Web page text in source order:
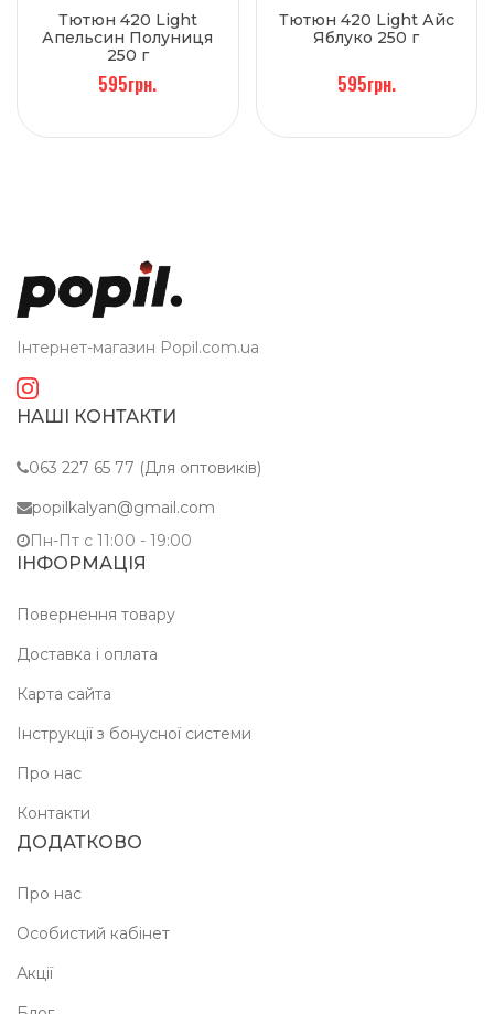
Тютюн 420 Light
Апельсин Полуниця
250 г
595грн.
Тютюн 420 Light Айс
Яблуко 250 г
595грн.
Інтернет-магазин Popil.com.ua
НАШІ КОНТАКТИ
063 227 65 77 (Для оптовиків)
popilkalyan@gmail.com
Пн-Пт c 11:00 - 19:00
ІНФОРМАЦІЯ
Повернення товару
Доставка і оплата
Карта сайта
Інструкції з бонусної системи
Про нас
Контакти
ДОДАТКОВО
Про нас
Особистий кабінет
Акції